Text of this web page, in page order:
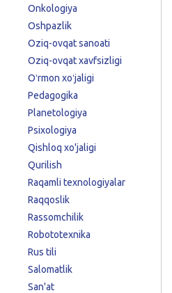
Onkologiya
Oshpazlik
Oziq-ovqat sanoati
Oziq-ovqat xavfsizligi
Oʻrmon xoʻjaligi
Pedagogika
Planetologiya
Psixologiya
Qishloq xo'jaligi
Qurilish
Raqamli texnologiyalar
Raqqoslik
Rassomchilik
Robototexnika
Rus tili
Salomatlik
San'at